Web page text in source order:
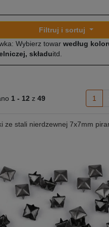
Filtruj i sortuj
Wybierz towar według
składuitd.
1 - 12 z 49 1
ze stali nierdzewnej 7x7mm